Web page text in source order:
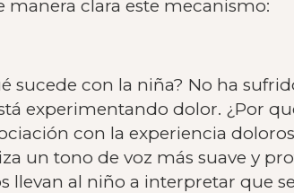
clara este mecanismo:
sucede con la niña? No ha
experimentando dolor. ¿Por
con la experiencia
un tono de voz más suave y
llevan al niño a interpretar que